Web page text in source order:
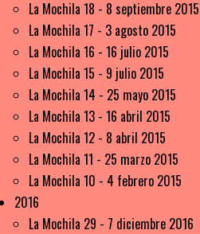
La Mochila 18 - 8 septiembre 2015
La Mochila 17 - 3 agosto 2015
La Mochila 16 - 16 julio 2015
La Mochila 15 - 9 julio 2015
La Mochila 14 - 25 mayo 2015
La Mochila 13 - 16 abril 2015
La Mochila 12 - 8 abril 2015
La Mochila 11 - 25 marzo 2015
La Mochila 10 - 4 febrero 2015
2016
La Mochila 29 - 7 diciembre 2016